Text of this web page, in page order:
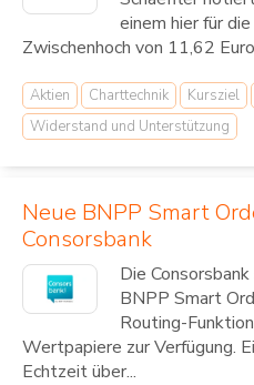
einem hier für
Zwischenhoch von 11,62
Aktien Charttechnik Kursziel
Widerstand und Unterstützung
Neue BNPP Smart
Consorsbank
Die
BNPP Smart
Routing-
Wertpapiere zur Verfügung.
Echtzeit über...